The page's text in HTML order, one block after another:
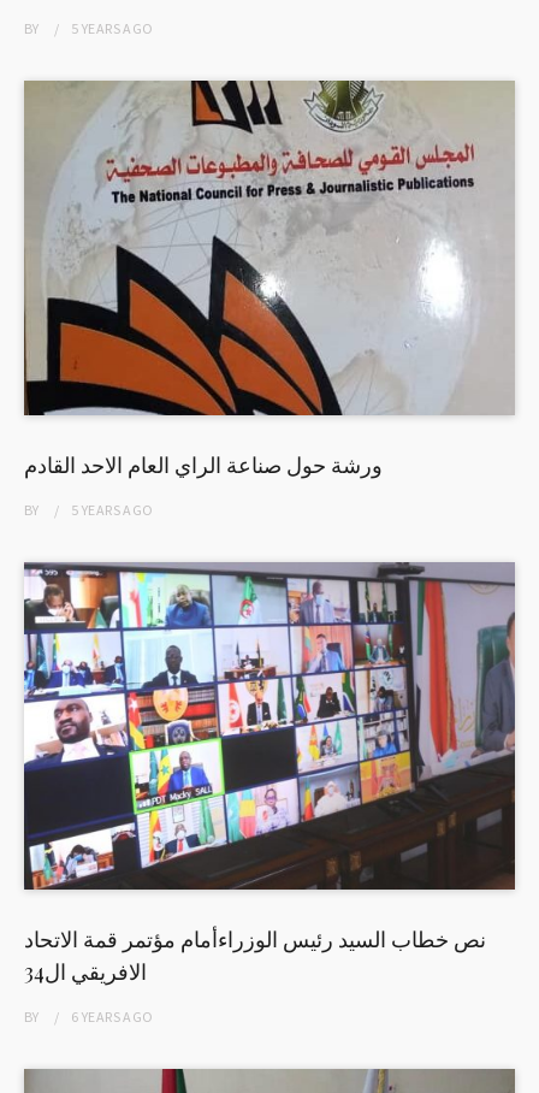
BY 5 YEARSAGO
ورشة حول صناعة الراي العام الاحد القادم
BY 5 YEARSAGO
نص خطاب السيد رئيس الوزراءأمام مؤتمر قمة الاتحاد
الافريقي ال34
BY 6 YEARSAGO